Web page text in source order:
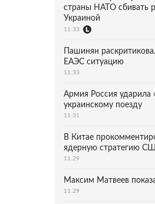
страны НАТО сбивать
Украиной
11:33
Пашинян
ЕАЭС ситуацию
11:33
Армия Россия ударила
украинскому поезду
11:31
В Китае
ядерную стратегию
11:29
Максим Матвеев
11:29